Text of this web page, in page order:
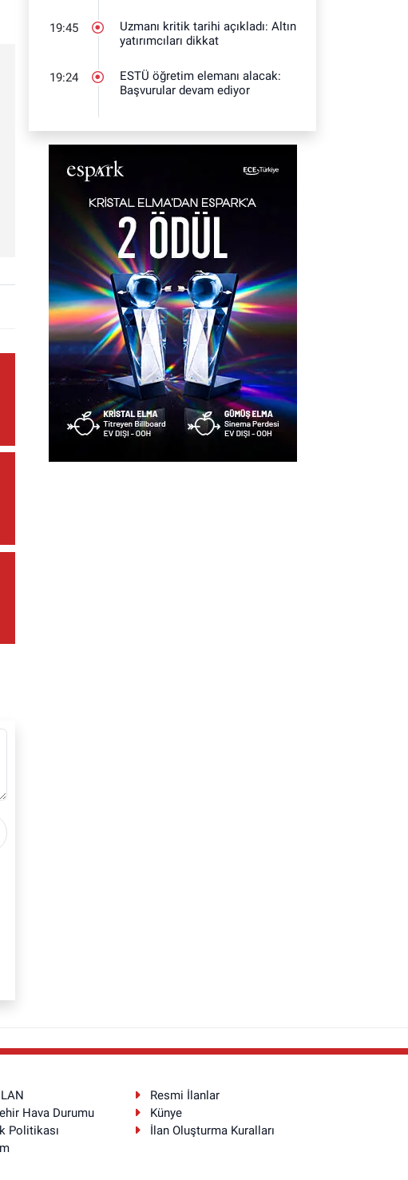
19:45
Uzmanı kritik tarihi açıkladı: Altın
yatırımcıları dikkat
19:24
ESTÜ öğretim elemanı alacak:
Başvurular devam ediyor
Resmi İlanlar
Hava Durumu
Künye
Politikası
İlan Oluşturma Kuralları